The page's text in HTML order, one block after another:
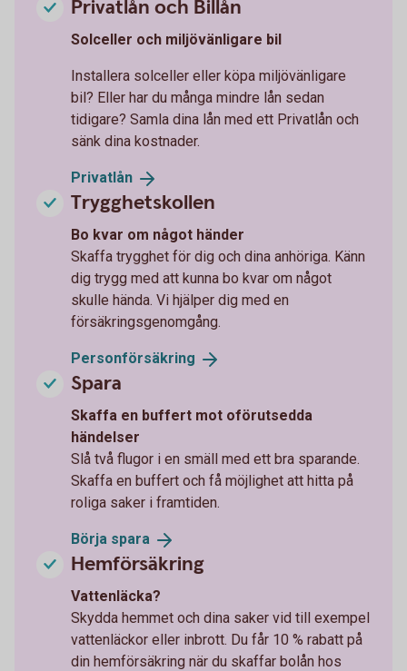
Privatlån och Billån
Solceller och miljövänligare bil
Installera solceller eller köpa miljövänligare
bil? Eller har du många mindre lån sedan
tidigare? Samla dina lån med ett Privatlån och
sänk dina kostnader.
Privatlån
Trygghetskollen
Bo kvar om något händer
Skaffa trygghet för dig och dina anhöriga. Känn
dig trygg med att kunna bo kvar om något
skulle hända. Vi hjälper dig med en
försäkringsgenomgång.
Personförsäkring
Spara
Skaffa en buffert mot oförutsedda
händelser
Slå två flugor i en smäll med ett bra sparande.
Skaffa en buffert och få möjlighet att hitta på
roliga saker i framtiden.
Börja spara
Hemförsäkring
Vattenläcka?
Skydda hemmet och dina saker vid till exempel
vattenläckor eller inbrott. Du får 10 % rabatt på
din hemförsäkring när du skaffar bolån hos